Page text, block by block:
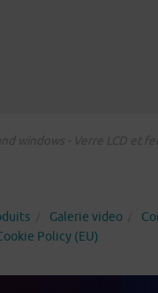
windows - Verre LCD et
Galerie video
Policy (EU)